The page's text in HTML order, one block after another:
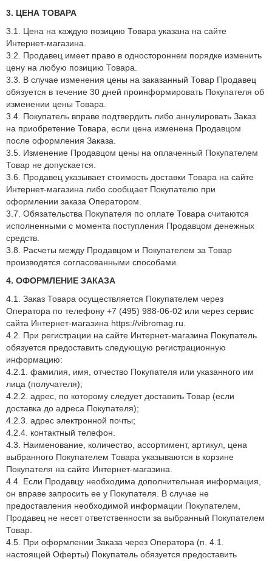
3. ЦЕНА ТОВАРА
3.1. Цена на каждую позицию Товара указана на сайте
Интернет-магазина.
3.2. Продавец имеет право в одностороннем порядке изменить
цену на любую позицию Товара.
3.3. В случае изменения цены на заказанный Товар Продавец
обязуется в течение 30 дней проинформировать Покупателя об
изменении цены Товара.
3.4. Покупатель вправе подтвердить либо аннулировать Заказ
на приобретение Товара, если цена изменена Продавцом
после оформления Заказа.
3.5. Изменение Продавцом цены на оплаченный Покупателем
Товар не допускается.
3.6. Продавец указывает стоимость доставки Товара на сайте
Интернет-магазина либо сообщает Покупателю при
оформлении заказа Оператором.
3.7. Обязательства Покупателя по оплате Товара считаются
исполненными с момента поступления Продавцом денежных
средств.
3.8. Расчеты между Продавцом и Покупателем за Товар
производятся согласованными способами.
4. ОФОРМЛЕНИЕ ЗАКАЗА
4.1. Заказ Товара осуществляется Покупателем через
Оператора по телефону +7 (495) 988-06-02 или через сервис
сайта Интернет-магазина https://vibromag.ru.
4.2. При регистрации на сайте Интернет-магазина Покупатель
обязуется предоставить следующую регистрационную
информацию:
4.2.1. фамилия, имя, отчество Покупателя или указанного им
лица (получателя);
4.2.2. адрес, по которому следует доставить Товар (если
доставка до адреса Покупателя);
4.2.3. адрес электронной почты;
4.2.4. контактный телефон.
4.3. Наименование, количество, ассортимент, артикул, цена
выбранного Покупателем Товара указываются в корзине
Покупателя на сайте Интернет-магазина.
4.4. Если Продавцу необходима дополнительная информация,
он вправе запросить ее у Покупателя. В случае не
предоставления необходимой информации Покупателем,
Продавец не несет ответственности за выбранный Покупателем
Товар.
4.5. При оформлении Заказа через Оператора (п. 4.1.
настоящей Оферты) Покупатель обязуется предоставить